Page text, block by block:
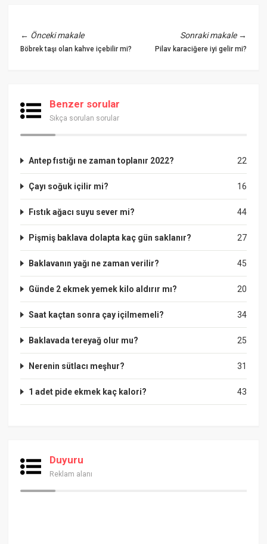
← Önceki makale
Böbrek taşı olan kahve içebilir mi?
Sonraki makale→
Pilav karaciğere iyi gelir mi?
Benzer sorular
Sıkça sorulan sorular
22
Antep fıstığı ne zaman toplanır 2022?
16
Çayı soğuk içilir mi?
44
Fıstık ağacı suyu sever mi?
27
Pişmiş baklava dolapta kaç gün saklanır?
45
Baklavanın yağı ne zaman verilir?
20
Günde 2 ekmek yemek kilo aldırır mı?
34
Saat kaçtan sonra çay içilmemeli?
25
Baklavada tereyağ olur mu?
31
Nerenin sütlacı meşhur?
43
1 adet pide ekmek kaç kalori?
Duyuru
Reklam alanı